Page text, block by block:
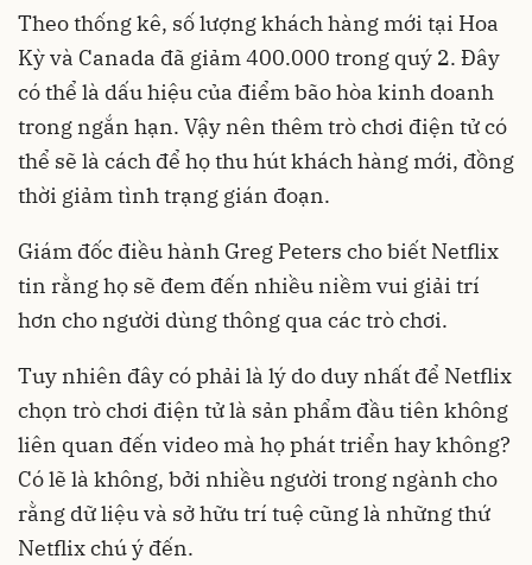
Theo thống kê, số lượng khách hàng mới tại Hoa
Kỳ và Canada đã giảm 400.000 trong quý 2. Đây
có thể là dấu hiệu của điểm bão hòa kinh doanh
trong ngắn hạn. Vậy nên thêm trò chơi điện tử có
thể sẽ là cách để họ thu hút khách hàng mới, đồng
thời giảm tình trạng gián đoạn.
Giám đốc điều hành Greg Peters cho biết Netflix
tin rằng họ sẽ đem đến nhiều niềm vui giải trí
hơn cho người dùng thông qua các trò chơi.
Tuy nhiên đây có phải là lý do duy nhất để Netflix
chọn trò chơi điện tửlà sản phẩm đầu tiên không
liên quan đến video mà họ phát triển hay không?
Có lẽ là không, bởi nhiều người trong ngành cho
rằng dữ liệu và sở hữu trí tuệ cũng là những thứ
Netflix chú ý đến.